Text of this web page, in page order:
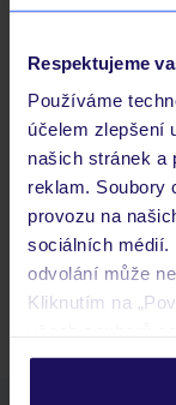
Respektujeme
Používáme
účelem zlepšení
našich stránek a
reklam. Soubory
provozu na
sociálních médií.
odvolání může
Kliknutím na
personalizovat v
Důležité
Často
Jaké doklady
Budeme
Kam jít po